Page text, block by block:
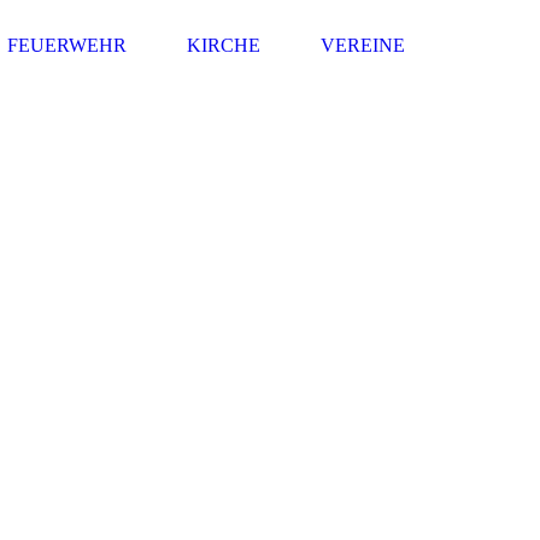
FEUERWEHR KIRCHE VEREINE